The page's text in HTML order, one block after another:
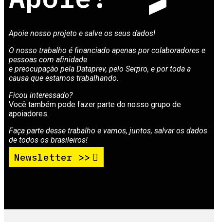
Apoie nosso projeto e salve os seus dados!
O nosso trabalho é financiado apenas por colaboradores e
pessoas com afinidade
e preocupação pela Dataprev, pelo Serpro, e por toda a
causa que estamos trabalhando.
Ficou interessado?
Você também pode fazer parte do nosso grupo de
apoiadores.
Faça parte desse trabalho e vamos, juntos, salvar os dados
de todos os brasileiros!
Newsletter >>